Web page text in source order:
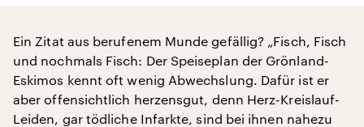
Ein Zitat aus berufenem Munde gefällig? „Fisch, Fisch
und nochmals Fisch: Der Speiseplan der Grönland-
Eskimos kennt oft wenig Abwechslung. Dafür ist er
aber offensichtlich herzensgut, denn Herz-Kreislauf-
Leiden, gar tödliche Infarkte, sind bei ihnen nahezu